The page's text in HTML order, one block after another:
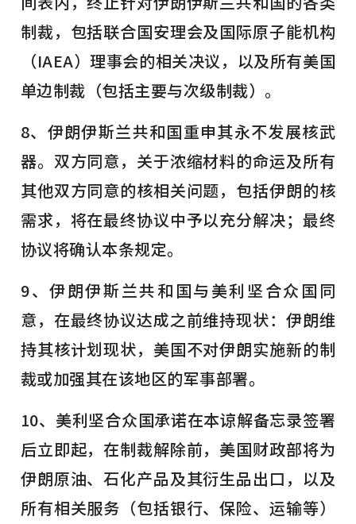
制裁，包括联合国安理会及国际原子能机构
（IAEA）理事会的相关决议，以及所有美国
单边制裁（包括主要与次级制裁）。
8、伊朗伊斯兰共和国重申其永不发展核武
器。双方同意，关于浓缩材料的命运及所有
其他双方同意的核相关问题，包括伊朗的核
需求，将在最终协议中予以充分解决；最终
协议将确认本条规定。
9、伊朗伊斯兰共和国与美利坚合众国同
意，在最终协议达成之前维持现状：伊朗维
持其核计划现状，美国不对伊朗实施新的制
裁或加强其在该地区的军事部署。
10、美利坚合众国承诺在本谅解备忘录签署
后立即起，在制裁解除前，美国财政部将为
伊朗原油、石化产品及其衍生品出口，以及
所有相关服务（包括银行、保险、运输等）